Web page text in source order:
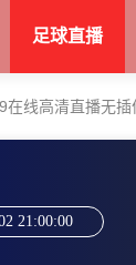
足球直播
在线高清直播无插
21:00:00